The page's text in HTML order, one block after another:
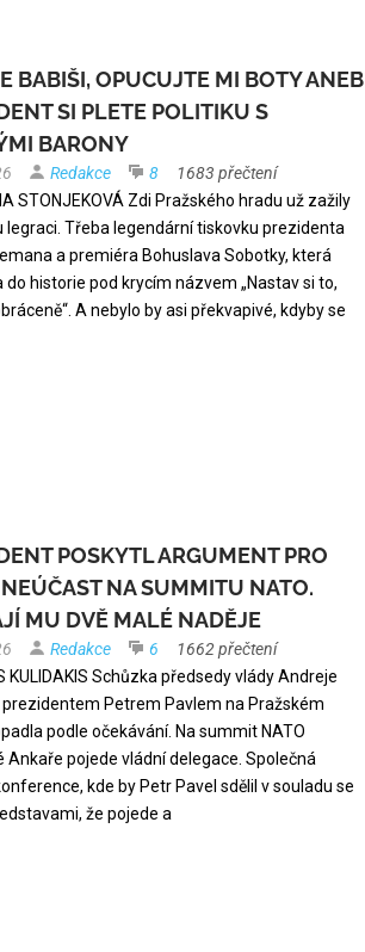
BABIŠI, OPUCUJTE MI BOTY ANEB
SI PLETE POLITIKU S
BARONY
Redakce 8
1683 přečtení
STONJEKOVÁ Zdi Pražského hradu už zažily
legraci. Třeba legendární tiskovku prezidenta
a premiéra Bohuslava Sobotky, která
do historie pod krycím názvem „Nastav si to,
A nebylo by asi překvapivé, kdyby se
POSKYTL ARGUMENT PRO
NA SUMMITU NATO.
MU DVĚ MALÉ NADĚJE
Redakce 6
1662 přečtení
KULIDAKIS Schůzka předsedy vlády Andreje
prezidentem Petrem Pavlem na Pražském
podle očekávání. Na summit NATO
Ankaře pojede vládní delegace. Společná
kde by Petr Pavel sdělil v souladu se
že pojede a